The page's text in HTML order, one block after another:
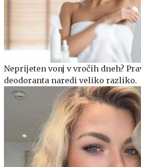
Neprijeten vonj v vročih dneh?
deodoranta naredi veliko razliko.